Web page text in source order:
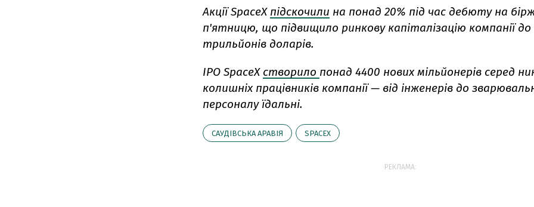
Акції SpaceX підскочили на понад 20% під час дебюту на
п'ятницю, що підвищило ринкову капіталізацію компанії
трильйонів доларів.
IPO SpaceX створило понад 4400 нових мільйонерів серед
колишніх працівників компанії — від інженерів до
персоналу їдальні.
САУДІВСЬКА АРАВІЯ SPACEX
РЕКЛАМА: